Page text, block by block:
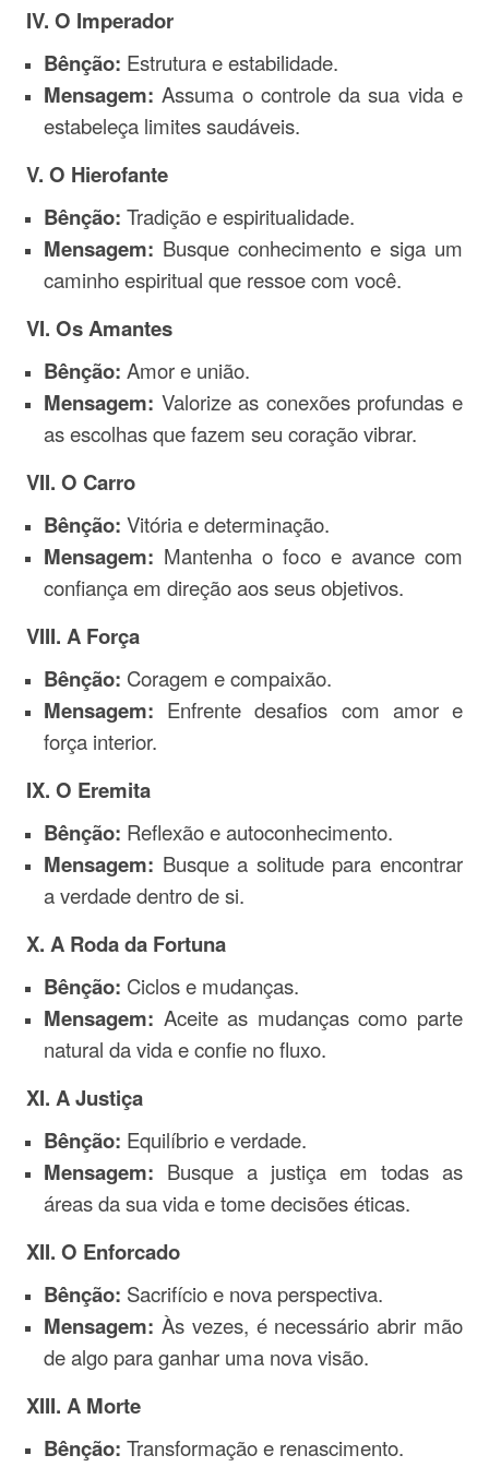
IV. O Imperador
Bênção: Estrutura e estabilidade.
Mensagem: Assuma o controle da sua vida e
estabeleça limites saudáveis.
V. O Hierofante
Bênção: Tradição e espiritualidade.
Mensagem: Busque conhecimento e siga um
caminho espiritual que ressoe com você.
VI. Os Amantes
Bênção: Amor e união.
Mensagem: Valorize as conexões profundas e
as escolhas que fazem seu coração vibrar.
VII. O Carro
Bênção: Vitória e determinação.
Mensagem: Mantenha o foco e avance com
confiança em direção aos seus objetivos.
VIII. A Força
Bênção: Coragem e compaixão.
Mensagem: Enfrente desafios com amor e
força interior.
IX. O Eremita
Bênção: Reflexão e autoconhecimento.
Mensagem: Busque a solitude para encontrar
a verdade dentro de si.
X. A Roda da Fortuna
Bênção: Ciclos e mudanças.
Mensagem: Aceite as mudanças como parte
natural da vida e confie no fluxo.
XI. A Justiça
Bênção: Equilíbrio e verdade.
Mensagem: Busque a justiça em todas as
áreas da sua vida e tome decisões éticas.
XII. O Enforcado
Bênção: Sacrifício e nova perspectiva.
Mensagem: Às vezes, é necessário abrir mão
de algo para ganhar uma nova visão.
XIII. A Morte
Bênção: Transformação e renascimento.